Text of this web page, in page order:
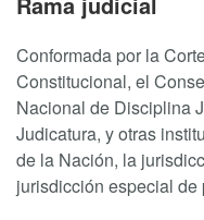
Conformada por la
Constitucional, el
Nacional de Disciplina
Judicatura, y otras
de la Nación, la
jurisdicción especial de